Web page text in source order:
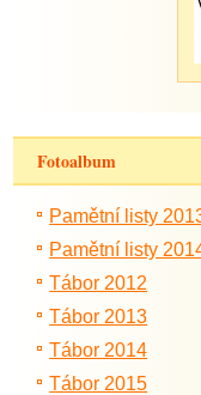
Fotoalbum
Pamětní listy
Pamětní listy
Tábor 2012
Tábor 2013
Tábor 2014
Tábor 2015